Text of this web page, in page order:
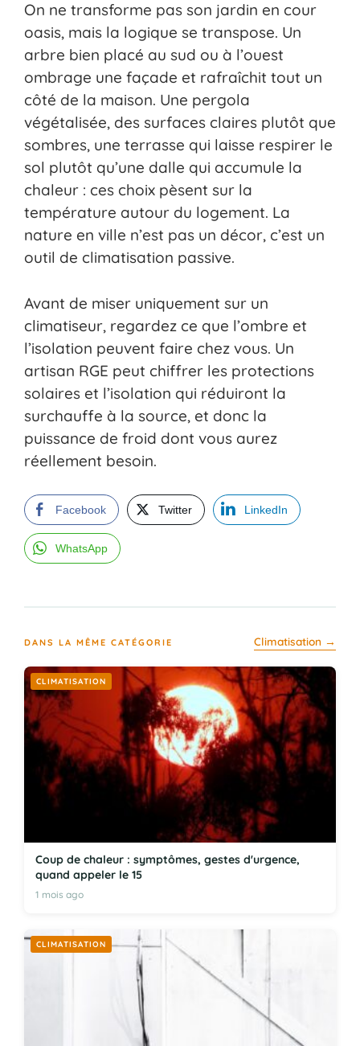
On ne transforme pas son jardin en cour
oasis, mais la logique se transpose. Un
arbre bien placé au sud ou à l’ouest
ombrage une façade et rafraîchit tout un
côté de la maison. Une pergola
végétalisée, des surfaces claires plutôt que
sombres, une terrasse qui laisse respirer le
sol plutôt qu’une dalle qui accumule la
chaleur : ces choix pèsent sur la
température autour du logement. La
nature en ville n’est pas un décor, c’est un
outil de climatisation passive.
Avant de miser uniquement sur un
climatiseur, regardez ce que l’ombre et
l’isolation peuvent faire chez vous. Un
artisan RGE peut chiffrer les protections
solaires et l’isolation qui réduiront la
surchauffe à la source, et donc la
puissance de froid dont vous aurez
réellement besoin.
Facebook Twitter LinkedIn
WhatsApp
DANS LA MÊME CATÉGORIE Climatisation →
CLIMATISATION
Coup de chaleur : symptômes, gestes d'urgence,
quand appeler le 15
1 mois ago
CLIMATISATION